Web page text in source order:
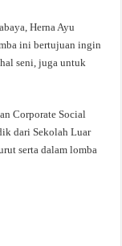
Herna Ayu
ini bertujuan ingin
seni, juga untuk
Corporate Social
dari Sekolah Luar
serta dalam lomba